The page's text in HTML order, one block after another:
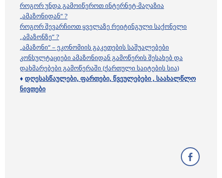
როგორ უნდა გამოიწეროთ ინტერნეტ-მაღაზია
„ამაზონიდან“ ?
როგორ შევარჩიოთ ყველაზე რეიტინგული საქონელი
,,ამაზონზე” ?
„ამაზონი“ – ეკონომიის გაკეთების საშუალებები
კონსულტაციები ამაზონიდან გამოწერის შესახებ და
დახმარებები გამოწერაში (ქართული საიტების სია)
♦ დღესასწაულები, ფართები, წვეულებები , საახალწლო
ნივთები